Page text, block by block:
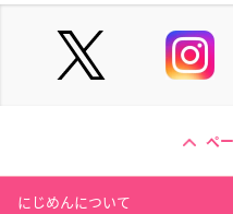
ペ
にじめんについて